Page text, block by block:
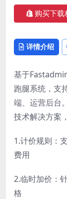
购买下载
详情介绍
基于
跑腿系统，支
端、运营后台
技术解决方案
1.计价规则：
费用
2.临时加价：
格